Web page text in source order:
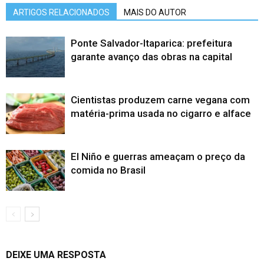
ARTIGOS RELACIONADOS MAIS DO AUTOR
Ponte Salvador-Itaparica: prefeitura
garante avanço das obras na capital
Cientistas produzem carne vegana com
matéria-prima usada no cigarro e alface
El Niño e guerras ameaçam o preço da
comida no Brasil
DEIXE UMA RESPOSTA